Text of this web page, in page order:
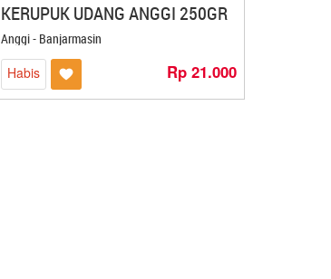
KERUPUK UDANG ANGGI 250GR
Anggi - Banjarmasin
Habis Rp 21.000